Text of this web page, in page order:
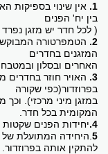
1. אין שינוי בספיקות
בין יח' הפנים
( לכל חדר יש מזגן
2. הטמפרטורה
המזגנים בחדרים
האחרים ובסלון ובמטבח.
3. האויר חוזר בחדרים
בפרוזדור(כפי שקורה
במזגן מיני מרכזי).
המקומית בכל חדר.
4. יחידות הפנים
5 .היחידה המתועלת של
להתקין אותה בפרוזדור.